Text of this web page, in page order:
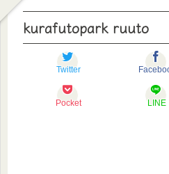
kurafutopark ruuto
Twitter
Pocket LINE